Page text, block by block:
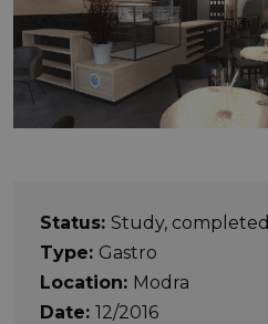
Status: Study, completed
Type: Gastro
Location: Modra
Date: 12/2016